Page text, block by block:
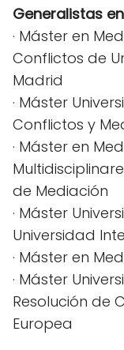
Generalistas
· Máster en
Conflictos de
Madrid
· Máster
Conflictos y
· Máster en
de Mediación
· Máster
Universidad
· Máster en
· Máster
Resolución de
Europea